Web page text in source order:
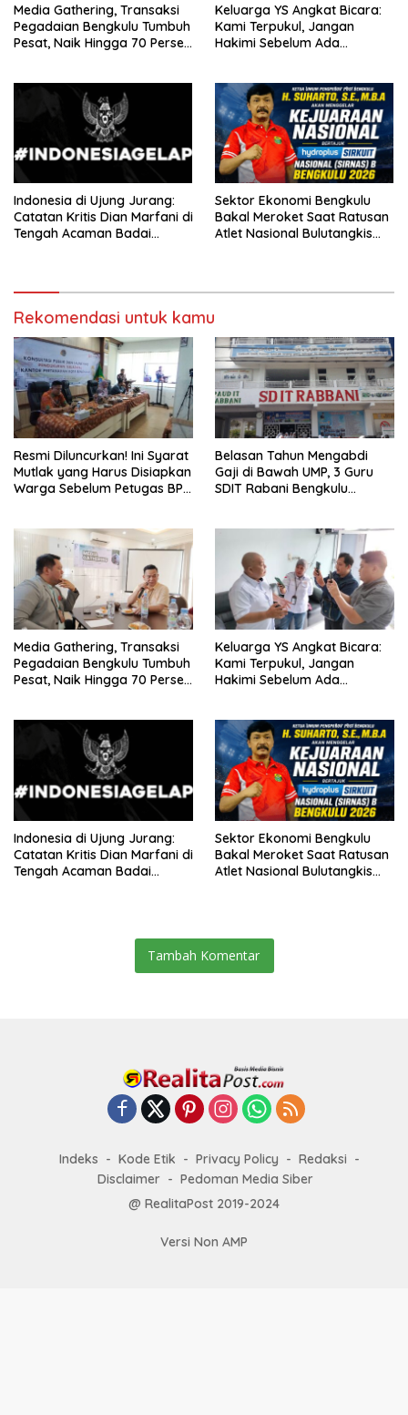
Media Gathering, Transaksi
Pegadaian Bengkulu Tumbuh
Pesat, Naik Hingga 70 Persen
Keluarga YS Angkat Bicara:
Kami Terpukul, Jangan
Hakimi Sebelum Ada
Indonesia di Ujung Jurang:
Catatan Kritis Dian Marfani di
Tengah Acaman Badai
Sektor Ekonomi Bengkulu
Bakal Meroket Saat Ratusan
Atlet Nasional Bulutangkis
Rekomendasi untuk kamu
Resmi Diluncurkan! Ini Syarat
Mutlak yang Harus Disiapkan
Warga Sebelum Petugas BPN
Belasan Tahun Mengabdi
Gaji di Bawah UMP, 3 Guru
SDIT Rabani Bengkulu
Media Gathering, Transaksi
Pegadaian Bengkulu Tumbuh
Pesat, Naik Hingga 70 Persen
Keluarga YS Angkat Bicara:
Kami Terpukul, Jangan
Hakimi Sebelum Ada
Indonesia di Ujung Jurang:
Catatan Kritis Dian Marfani di
Tengah Acaman Badai
Sektor Ekonomi Bengkulu
Bakal Meroket Saat Ratusan
Atlet Nasional Bulutangkis
Tambah Komentar
Indeks Kode Etik Privacy Policy
Redaksi
Disclaimer
Pedoman Media Siber
@ RealitaPost 2019-2024
Versi Non AMP